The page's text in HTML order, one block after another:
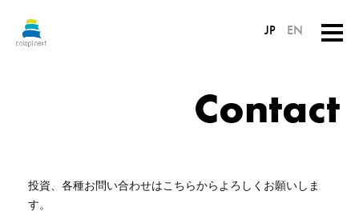
JP EN
Contact
投資、各種お問い合わせはこちらからよろしくお願いしま
す。